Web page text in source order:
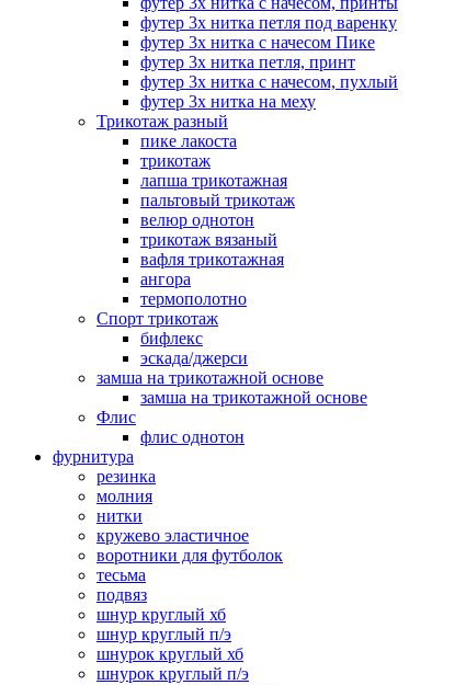
футер 3х нитка петля под варенку
футер 3х нитка с начесом Пике
футер 3х нитка петля, принт
футер 3х нитка с начесом, пухлый
футер 3х нитка на меху
Трикотаж разный
пике лакоста
трикотаж
лапша трикотажная
пальтовый трикотаж
велюр однотон
трикотаж вязаный
вафля трикотажная
ангора
термополотно
Спорт трикотаж
бифлекс
эскада/джерси
замша на трикотажной основе
замша на трикотажной основе
Флис
флис однотон
фурнитура
резинка
молния
нитки
кружево эластичное
воротники для футболок
тесьма
подвяз
шнур круглый хб
шнур круглый п/э
шнурок круглый хб
шнурок круглый п/э